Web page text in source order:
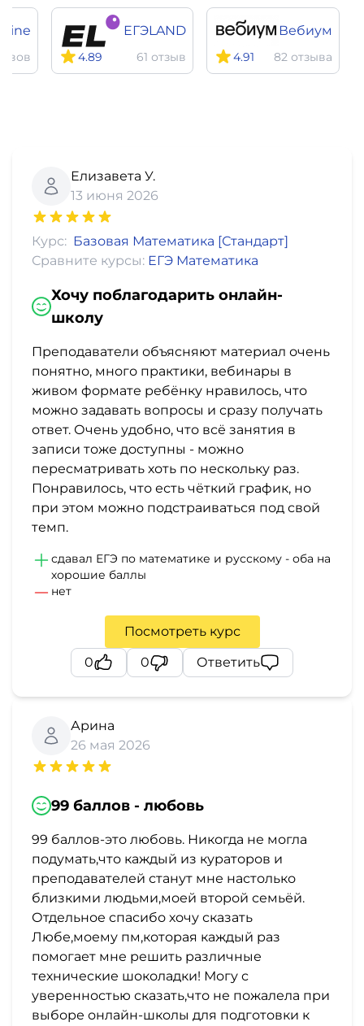
ЕГЭLAND
4.89 61 отзыв
Вебиум
4.91 82 отзыва
Елизавета У.
13 июня 2026
Курс: Базовая Математика [Стандарт]
Сравните курсы: ЕГЭ Математика
Хочу поблагодарить онлайн-
школу
Преподаватели объясняют материал очень
понятно, много практики, вебинары в
живом формате ребёнку нравилось, что
можно задавать вопросы и сразу получать
ответ. Очень удобно, что всё занятия в
записи тоже доступны - можно
пересматривать хоть по нескольку раз.
Понравилось, что есть чёткий график, но
при этом можно подстраиваться под свой
темп.
сдавал ЕГЭ по математике и русскому - оба на
хорошие баллы
нет
Посмотреть курс
0
0 Ответить
Арина
26 мая 2026
99 баллов - любовь
99 баллов-это любовь. Никогда не могла
подумать,что каждый из кураторов и
преподавателей станут мне настолько
близкими людьми,моей второй семьёй.
Отдельное спасибо хочу сказать
Любе,моему пм,которая каждый раз
помогает мне решить различные
технические шоколадки! Могу с
уверенностью сказать,что не пожалела при
выборе онлайн-школы для подготовки к